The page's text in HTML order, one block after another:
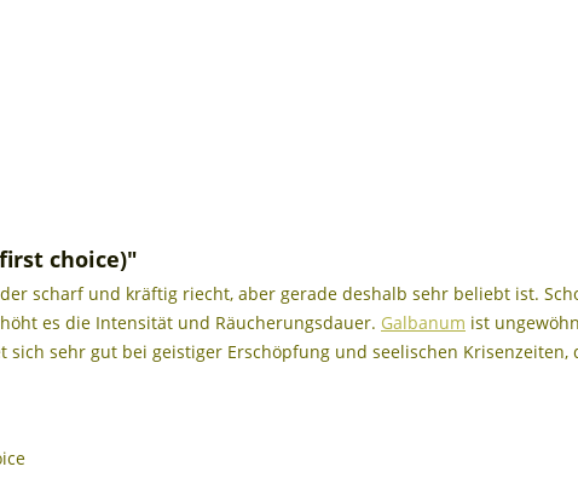
choice)"
scharf und kräftig riecht, aber gerade deshalb sehr beliebt ist.
es die Intensität und Räucherungsdauer. Galbanum ist
sich sehr gut bei geistiger Erschöpfung und seelischen